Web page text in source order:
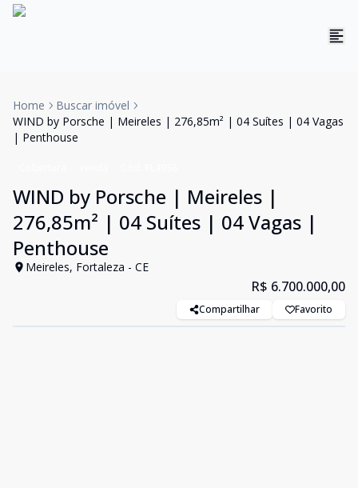
Home
Buscar imóvel
WIND by Porsche | Meireles | 276,85m² | 04 Suítes | 04 Vagas
| Penthouse
WIND by Porsche | Meireles |
276,85m² | 04 Suítes | 04 Vagas |
Penthouse
Meireles, Fortaleza - CE
R$ 6.700.000,00
Compartilhar Favorito